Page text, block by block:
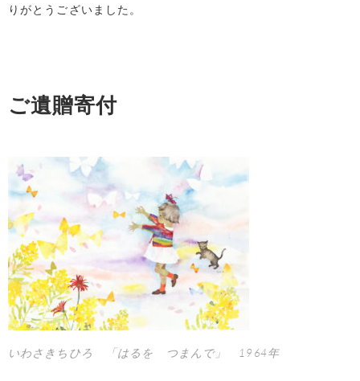
りがとうございました。
ご遺贈寄付
いわさきちひろ 「はるを つまんで」 1964年